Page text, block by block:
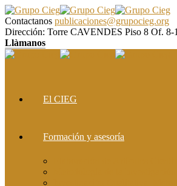
Contactanos publicaciones@grupocieg.org
Dirección: Torre CAVENDES Piso 8 Of. 8-
Llàmanos
El CIEG
Formación y asesoría